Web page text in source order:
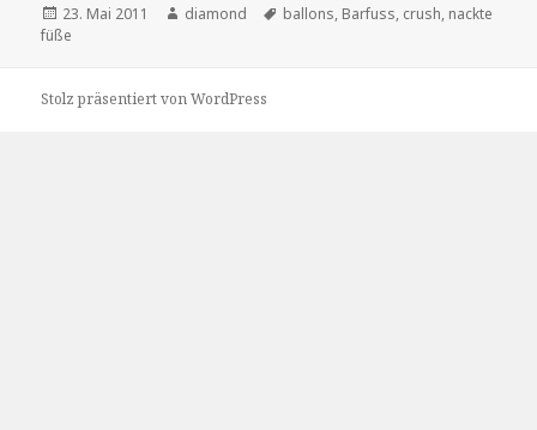
Veröffentlicht
am
23. Mai 2011 Autor
diamond Schlagwörter
ballons, Barfuss, crush, nackte
füße
Stolz präsentiert von WordPress